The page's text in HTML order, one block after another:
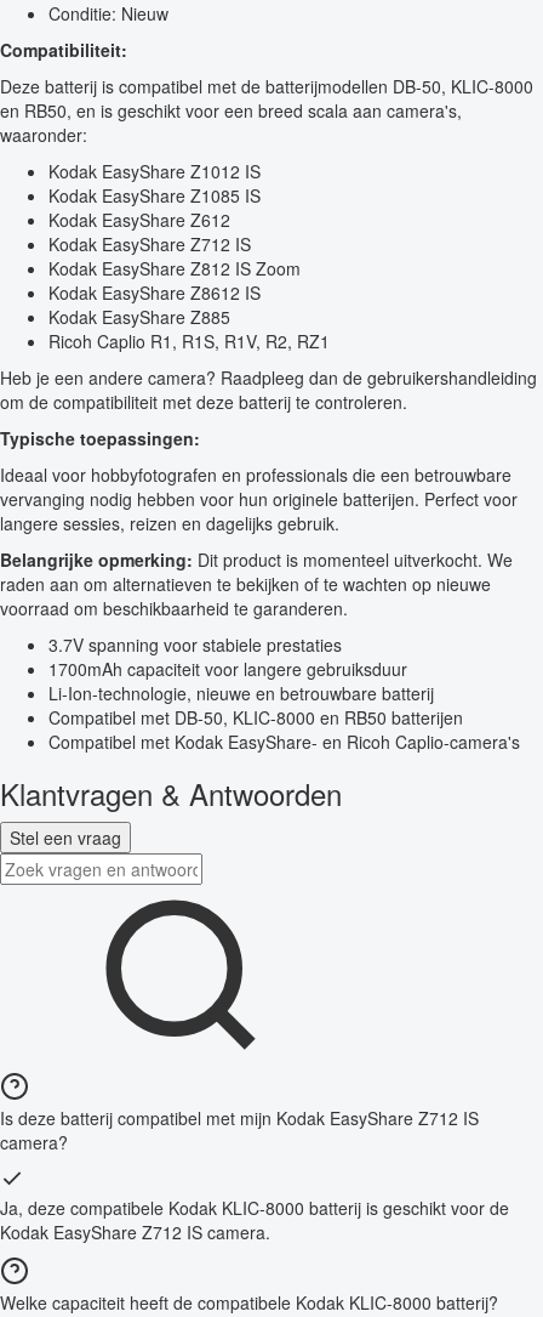
Conditie: Nieuw
Compatibiliteit:
Deze batterij is compatibel met de batterijmodellen DB-50, KLIC-8000
en RB50, en is geschikt voor een breed scala aan camera's,
waaronder:
Kodak EasyShare Z1012 IS
Kodak EasyShare Z1085 IS
Kodak EasyShare Z612
Kodak EasyShare Z712 IS
Kodak EasyShare Z812 IS Zoom
Kodak EasyShare Z8612 IS
Kodak EasyShare Z885
Ricoh Caplio R1, R1S, R1V, R2, RZ1
Heb je een andere camera? Raadpleeg dan de gebruikershandleiding
om de compatibiliteit met deze batterij te controleren.
Typische toepassingen:
Ideaal voor hobbyfotografen en professionals die een betrouwbare
vervanging nodig hebben voor hun originele batterijen. Perfect voor
langere sessies, reizen en dagelijks gebruik.
Belangrijke opmerking: Dit product is momenteel uitverkocht. We
raden aan om alternatieven te bekijken of te wachten op nieuwe
voorraad om beschikbaarheid te garanderen.
3.7V spanning voor stabiele prestaties
1700mAh capaciteit voor langere gebruiksduur
Li-Ion-technologie, nieuwe en betrouwbare batterij
Compatibel met DB-50, KLIC-8000 en RB50 batterijen
Compatibel met Kodak EasyShare- en Ricoh Caplio-camera's
Klantvragen & Antwoorden
Stel een vraag
Is deze batterij compatibel met mijn Kodak EasyShare Z712 IS
camera?
Ja, deze compatibele Kodak KLIC-8000 batterij is geschikt voor de
Kodak EasyShare Z712 IS camera.
Welke capaciteit heeft de compatibele Kodak KLIC-8000 batterij?